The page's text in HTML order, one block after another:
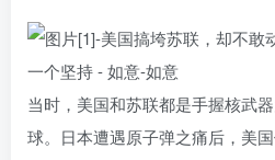
当时，美国和苏联都是手握核武
球。日本遭遇原子弹之痛后，美